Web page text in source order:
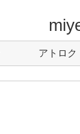
アトロク